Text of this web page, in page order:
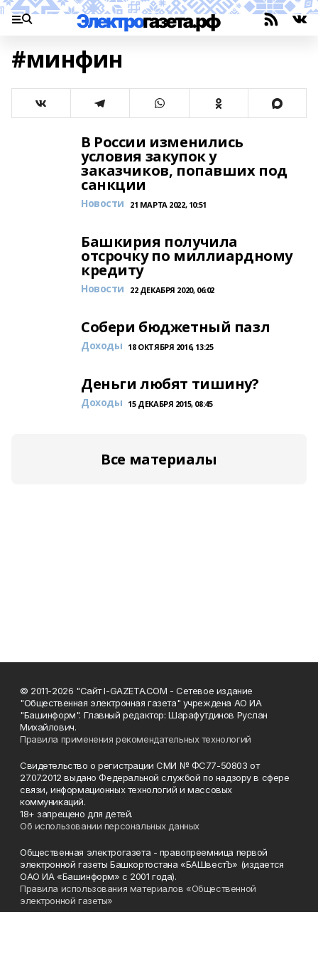
#минфин
В России изменились
условия закупок у
заказчиков, попавших под
санкции
Новости 21 МАРТА 2022, 10:51
Башкирия получила
отсрочку по миллиардному
кредиту
Новости 22 ДЕКАБРЯ 2020, 06:02
Собери бюджетный пазл
Доходы 18 ОКТЯБРЯ 2016, 13:25
Деньги любят тишину?
Доходы 15 ДЕКАБРЯ 2015, 08:45
Все материалы
© 2011-2026 "Сайт I-GAZETA.COM - Сетевое издание
"Общественная электронная газета" учреждена АО ИА
"Башинформ". Главный редактор: Шарафутдинов Руслан
Михайлович.
Правила применения рекомендательных технологий
Свидетельство о регистрации СМИ № ФС77-50803 от
27.07.2012 выдано Федеральной службой по надзору в сфере
связи, информационных технологий и массовых
коммуникаций.
18+ запрещено для детей.
Об использовании персональных данных
Общественная электрогазета - правопреемница первой
электронной газеты Башкортостана «БАШвестЪ» (издается
ОАО ИА «Башинформ» с 2001 года).
Правила использования материалов «Общественной
электронной газеты»